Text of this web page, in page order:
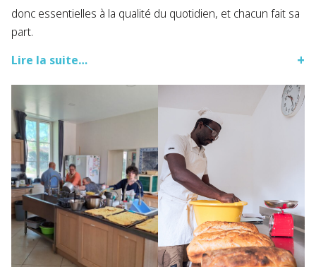
donc essentielles à la qualité du quotidien, et chacun fait sa
part.​
Lire la suite…